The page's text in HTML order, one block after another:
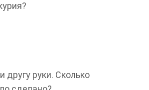
другу руки. Сколько